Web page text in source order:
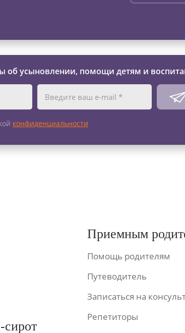
об усыновлении, помощи детям и
конфиденциальности
сирот
Приемным
Помощь родителям
Путеводитель
Записаться на
Репетиторы